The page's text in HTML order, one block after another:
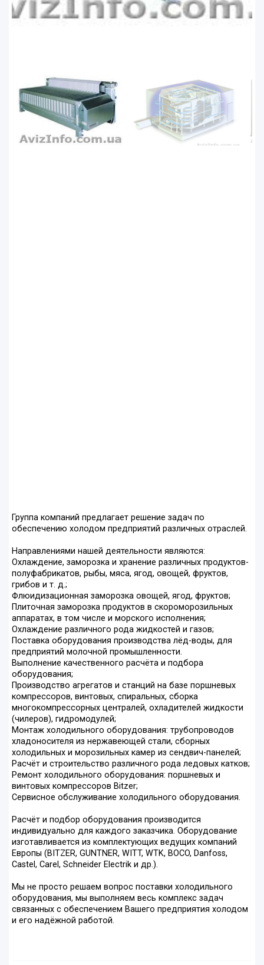
Группа компаний предлагает решение задач по
обеспечению холодом предприятий различных отраслей.
Направлениями нашей деятельности являются:
Охлаждение, заморозка и хранение различных продуктов-
полуфабрикатов, рыбы, мяса, ягод, овощей, фруктов,
грибов и т. д.;
Флюидизационная заморозка овощей, ягод, фруктов;
Плиточная заморозка продуктов в скороморозильных
аппаратах, в том числе и морского исполнения;
Охлаждение различного рода жидкостей и газов;
Поставка оборудования производства лёд-воды, для
предприятий молочной промышленности.
Выполнение качественного расчёта и подбора
оборудования;
Производство агрегатов и станций на базе поршневых
компрессоров, винтовых, спиральных, сборка
многокомпрессорных централей, охладителей жидкости
(чилеров), гидромодулей;
Монтаж холодильного оборудования: трубопроводов
хладоносителя из нержавеющей стали, сборных
холодильных и морозильных камер из сендвич-панелей;
Расчёт и строительство различного рода ледовых катков;
Ремонт холодильного оборудования: поршневых и
винтовых компрессоров Bitzer;
Сервисное обслуживание холодильного оборудования.
Расчёт и подбор оборудования производится
индивидуально для каждого заказчика. Оборудование
изготавливается из комплектующих ведущих компаний
Европы (BITZER, GUNTNER, WITT, WTK, BOCO, Danfoss,
Castel, Carel, Schneider Electrik и др.).
Мы не просто решаем вопрос поставки холодильного
оборудования, мы выполняем весь комплекс задач
связанных с обеспечением Вашего предприятия холодом
и его надёжной работой.